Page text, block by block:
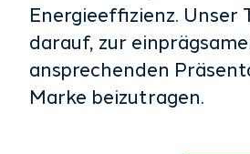
Energieeffizienz. Unser
darauf, zur
ansprechenden
Marke beizutragen.